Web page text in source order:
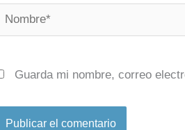
Nombre*
Guarda mi nombre, correo